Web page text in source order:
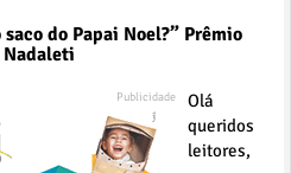
do Papai Noel?” Prêmio
Olá
queridos
leitores,